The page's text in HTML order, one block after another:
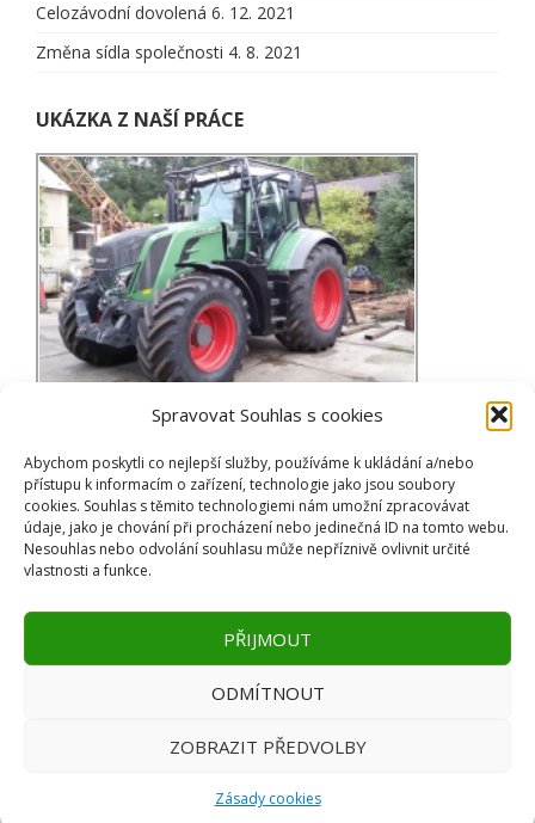
Spravovat Souhlas s cookies
Abychom poskytli co nejlepší služby, používáme k ukládání a/nebo
přístupu k informacím o zařízení, technologie jako jsou soubory
cookies. Souhlas s těmito technologiemi nám umožní zpracovávat
údaje, jako je chování při procházení nebo jedinečná ID na tomto webu.
Nesouhlas nebo odvolání souhlasu může nepříznivě ovlivnit určité
vlastnosti a funkce.
PŘIJMOUT
ODMÍTNOUT
ZOBRAZIT PŘEDVOLBY
Zásady cookies
Celozávodní dovolená 6. 12. 2021
Změna sídla společnosti 4. 8. 2021
UKÁZKA Z NAŠÍ PRÁCE
NAJDETE NÁS
Adresa
Komenského 477
784 01 Červenka
Sobota a neděle: zavřeno
vsFish